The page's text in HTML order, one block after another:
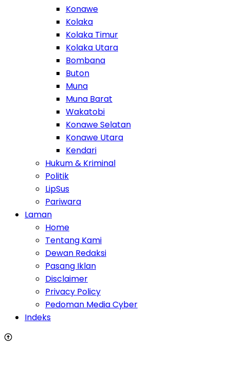
Konawe
Kolaka
Kolaka Timur
Kolaka Utara
Bombana
Buton
Muna
Muna Barat
Wakatobi
Konawe Selatan
Konawe Utara
Kendari
Hukum & Kriminal
Politik
LipSus
Pariwara
Laman
Home
Tentang Kami
Dewan Redaksi
Pasang Iklan
Disclaimer
Privacy Policy
Pedoman Media Cyber
Indeks